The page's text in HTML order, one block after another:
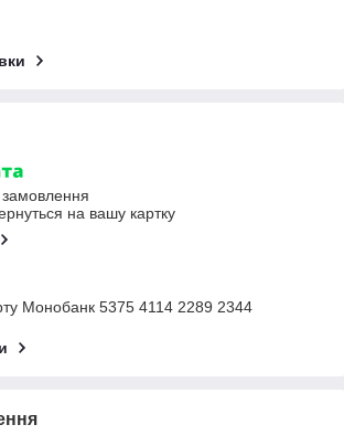
на вашу картку
Монобанк 5375 4114 2289 2344